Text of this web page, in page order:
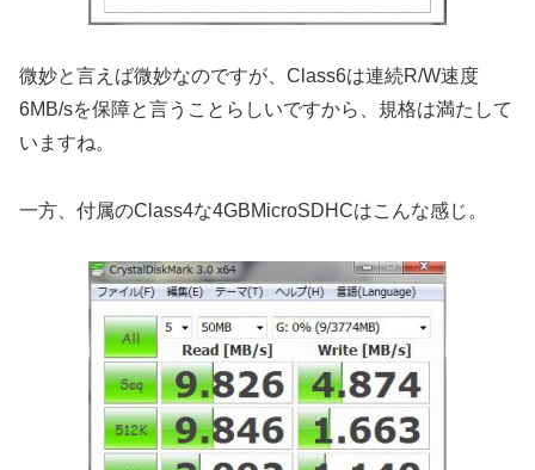
微妙と言えば微妙なのですが、Class6は連続R/W速度
6MB/sを保障と言うことらしいですから、規格は満たして
いますね。
一方、付属のClass4な4GBMicroSDHCはこんな感じ。